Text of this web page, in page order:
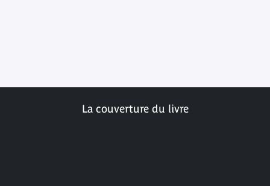
La couverture du livre